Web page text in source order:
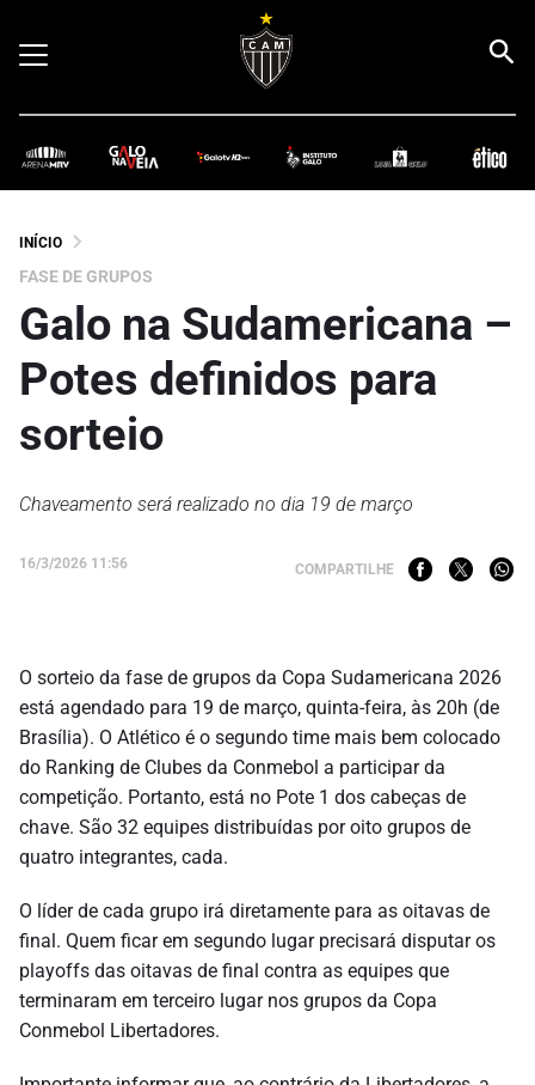
INÍCIO
FASE DE GRUPOS
Galo na Sudamericana –
Potes definidos para
sorteio
Chaveamento será realizado no dia 19 de março
16/3/2026 11:56 COMPARTILHE
O sorteio da fase de grupos da Copa Sudamericana 2026
está agendado para 19 de março, quinta-feira, às 20h (de
Brasília). O Atlético é o segundo time mais bem colocado
do Ranking de Clubes da Conmebol a participar da
competição. Portanto, está no Pote 1 dos cabeças de
chave. São 32 equipes distribuídas por oito grupos de
quatro integrantes, cada.
O líder de cada grupo irá diretamente para as oitavas de
final. Quem ficar em segundo lugar precisará disputar os
playoffs das oitavas de final contra as equipes que
terminaram em terceiro lugar nos grupos da Copa
Conmebol Libertadores.